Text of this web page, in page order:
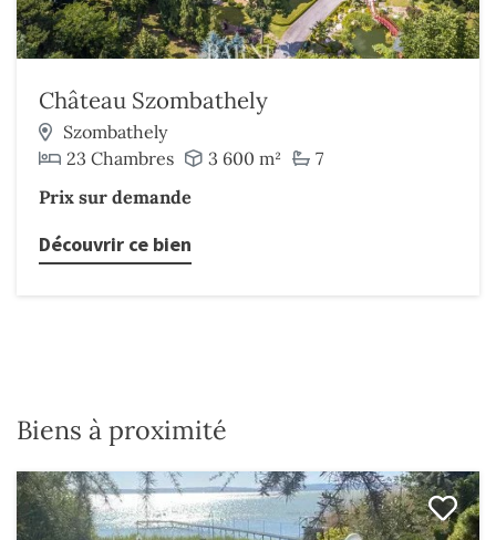
Château Szombathely
Szombathely
23 Chambres
3 600 m²
7
Prix sur demande
Découvrir ce bien
Biens à proximité